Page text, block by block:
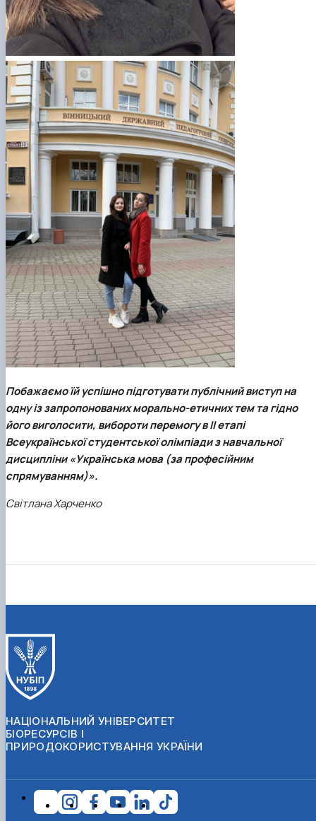
Побажаємо їй успішно підготувати публічний виступ на
одну із запропонованих морально-етичних тем та гідно
його виголосити, вибороти перемогу в II етапі
Всеукраїнської студентської олімпіади з навчальної
дисципліни «Українська мова (за професійним
спрямуванням)».
Світлана Харченко
НАЦІОНАЛЬНИЙ УНІВЕРСИТЕТ
БІОРЕСУРСІВ І
ПРИРОДОКОРИСТУВАННЯ УКРАЇНИ